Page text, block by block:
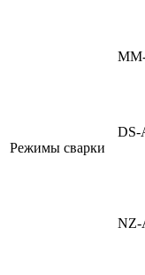
Режимы сварки
DS-
NZ-